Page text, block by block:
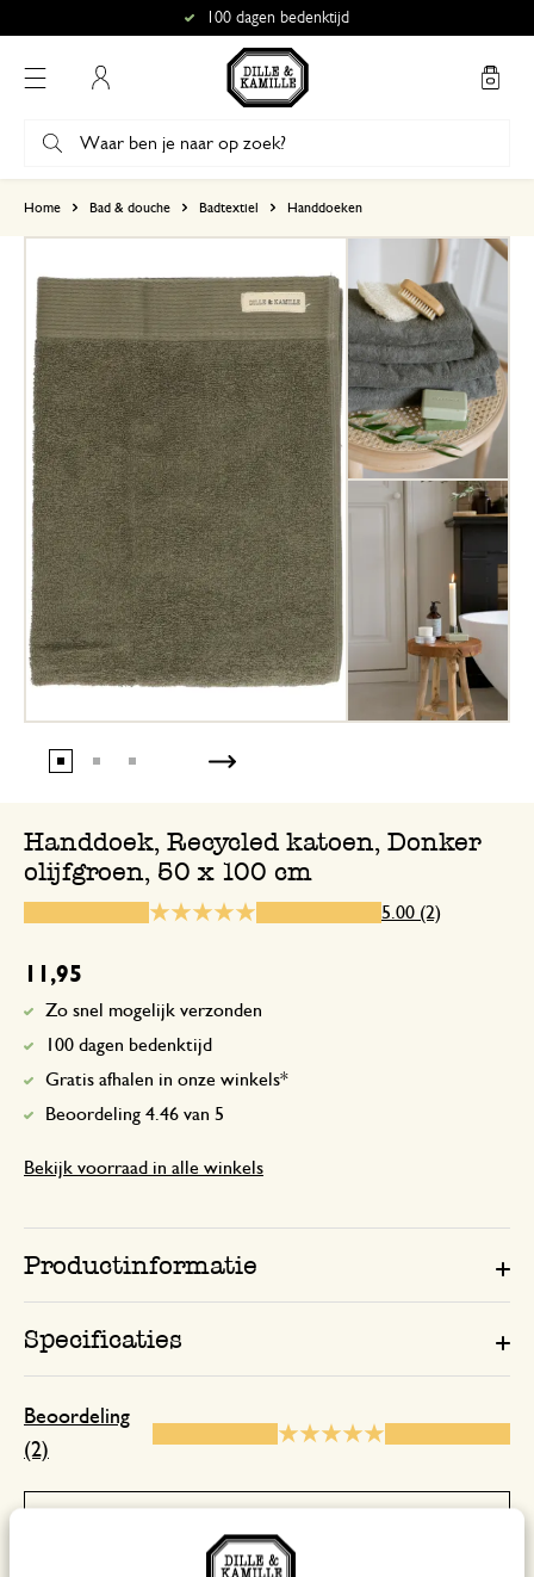
100 dagen bedenktijd
Home Bad & douche Badtextiel Handdoeken
Handdoek, Recycled katoen, Donker
olijfgroen, 50 x 100 cm
5.00 (2)
11,95
Zo snel mogelijk verzonden
100 dagen bedenktijd
Gratis afhalen in onze winkels*
Beoordeling 4.46 van 5
Bekijk voorraad in alle winkels
Productinformatie
Specificaties
Beoordeling
(2)
3
2
1
17 maart 2025
Enkel een score, geen toelichting
8 juli 2025
Enkel een score, geen toelichting